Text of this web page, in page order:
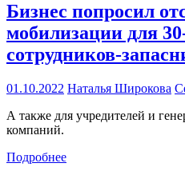
Бизнес попросил
мобилизации для
сотрудников-
01.10.2022 Наталья Широкова
А также для учредителей и
компаний.
Подробнее